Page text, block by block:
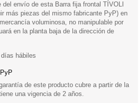
del envío de esta Barra fija frontal TÍVOLI
más piezas del mismo fabricante PyP) en
voluminosa, no manipulable por
en la planta baja de la dirección de
hábiles
PyP
de este producto cubre a partir de la
una vigencia de 2 años.